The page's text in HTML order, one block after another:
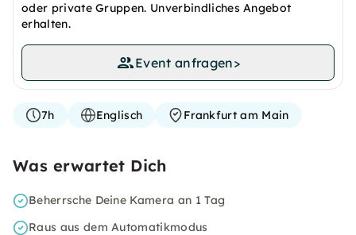
oder private Gruppen. Unverbindliches Angebot
erhalten.
Event anfragen>
7h Englisch Frankfurt am Main
Was erwartet Dich
Beherrsche Deine Kamera an 1 Tag
Raus aus dem Automatikmodus